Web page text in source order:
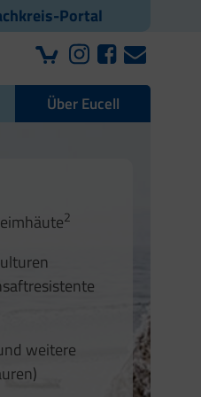
Portal
Über Eucell
2
weitere
4